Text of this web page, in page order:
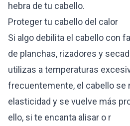
hebra de tu cabello.
Proteger tu cabello del calor
Si algo debilita el cabello con
de planchas, rizadores y
utilizas a temperaturas
frecuentemente, el cabello se
elasticidad y se vuelve más
ello, si te encanta alisar o r